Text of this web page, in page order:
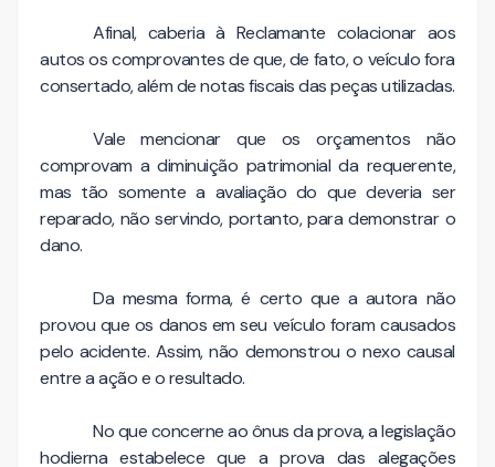
Afinal, caberia à Reclamante colacionar aos
autos os comprovantes de que, de fato, o veículo fora
consertado, além de notas fiscais das peças utilizadas.
Vale mencionar que os orçamentos não
comprovam a diminuição patrimonial da requerente,
mas tão somente a avaliação do que deveria ser
reparado, não servindo, portanto, para demonstrar o
dano.
Da mesma forma, é certo que a autora não
provou que os danos em seu veículo foram causados
pelo acidente. Assim, não demonstrou o nexo causal
entre a ação e o resultado.
No que concerne ao ônus da prova, a legislação
hodierna estabelece que a prova das alegações